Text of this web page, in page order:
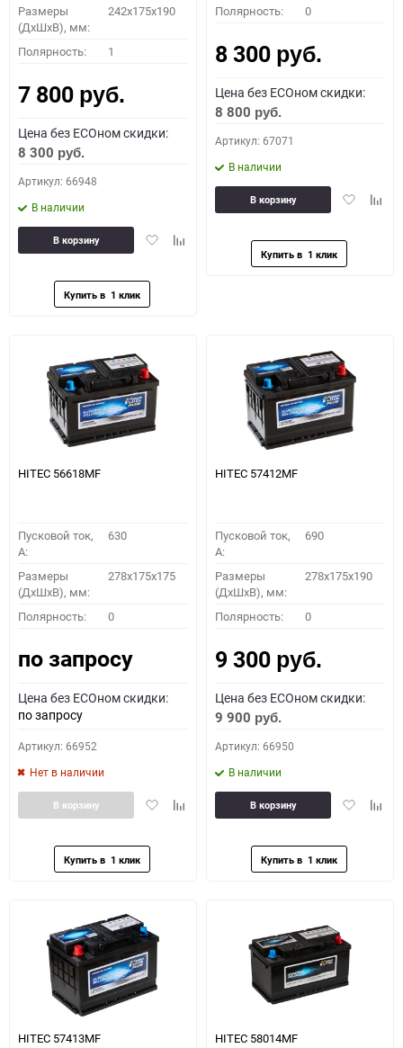
Размеры
(ДхШхВ), мм:
242x175x190
Полярность: 1
7 800 руб.
Цена без ECOном скидки:
8 300 руб.
Артикул: 66948
В наличии
ДобавитьДобавить
В корзину
Полярность: 0
8 300 руб.
Цена без ECOном скидки:
8 800 руб.
Артикул: 67071
В наличии
Добавить
В корзину
HITEC 56618MF
Пусковой ток,
A:
630
Размеры
(ДхШхВ), мм:
278x175x175
Полярность: 0
по запросу
Цена без ECOном скидки:
по запросу
Артикул: 66952
Нет в наличии
ДобавитьДобавить
В корзину
HITEC 57412MF
Пусковой ток,
A:
690
Размеры
(ДхШхВ), мм:
278x175x190
Полярность: 0
9 300 руб.
Цена без ECOном скидки:
9 900 руб.
Артикул: 66950
В наличии
Добавить
В корзину
HITEC 57413MF HITEC 58014MF